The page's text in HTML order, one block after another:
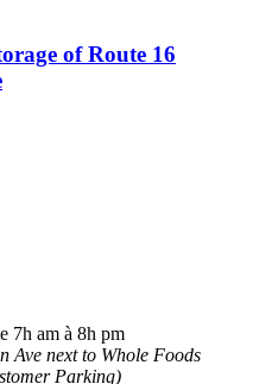
of Route 16
7h am à 8h pm
Ave next to Whole Foods
Parking)